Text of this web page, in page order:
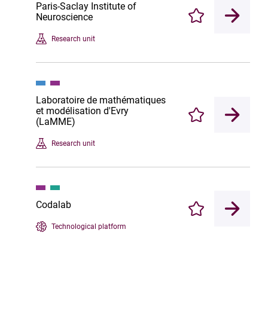
Paris-Saclay Institute of
Neuroscience
Research unit
Enregistrer
Laboratoire de mathématiques
et modélisation d'Evry
(LaMME)
Research unit
Enregistrer
Codalab
Technological platform
Enregistrer